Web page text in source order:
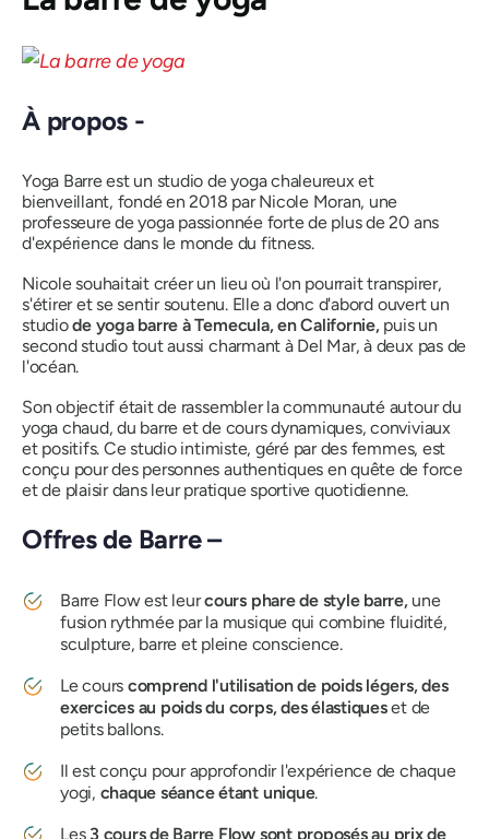
À propos -
Yoga Barre est un studio de yoga chaleureux et
bienveillant, fondé en 2018 par Nicole Moran, une
professeure de yoga passionnée forte de plus de 20 ans
d'expérience dans le monde du fitness.
Nicole souhaitait créer un lieu où l'on pourrait transpirer,
s'étirer et se sentir soutenu. Elle a donc d'abord ouvert un
studiode yoga barre à Temecula, en Californie,puis un
second studio tout aussi charmant à Del Mar, à deux pas de
l'océan.
Son objectif était de rassembler la communauté autour du
yoga chaud, du barre et de cours dynamiques, conviviaux
et positifs. Ce studio intimiste, géré par des femmes, est
conçu pour des personnes authentiques en quête de force
et de plaisir dans leur pratique sportive quotidienne.
Offres de Barre –
Barre Flow est leurcours phare de style barre, une
fusion rythmée par la musique qui combine fluidité,
sculpture, barre et pleine conscience.
Le cours comprend l'utilisation de poids légers, des
exercices au poids du corps, des élastiqueset de
petits ballons.
Il est conçu pour approfondir l'expérience de chaque
yogi, chaque séance étant unique.
Les 3 cours de Barre Flow sont proposés au prix de